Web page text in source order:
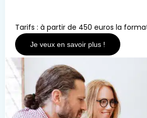
Tarifs : à partir de 450 euros la
Je veux en savoir plus !